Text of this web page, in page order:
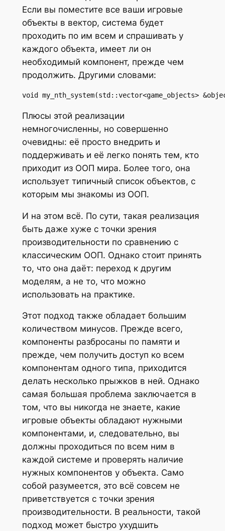
Если вы поместите все ваши игровые
объекты в вектор, система будет
проходить по им всем и спрашивать у
каждого объекта, имеет ли он
необходимый компонент, прежде чем
продолжить. Другими словами:
void
Плюсы этой реализации
немногочисленны, но совершенно
очевидны: её просто внедрить и
поддерживать и её легко понять тем, кто
приходит из ООП мира. Более того, она
использует типичный список объектов, с
которым мы знакомы из ООП.
И на этом всё. По сути, такая реализация
быть даже хуже с точки зрения
производительности по сравнению с
классическим ООП. Однако стоит принять
то, что она даёт: переход к другим
моделям, а не то, что можно
использовать на практике.
Этот подход также обладает большим
количеством минусов. Прежде всего,
компоненты разбросаны по памяти и
прежде, чем получить доступ ко всем
компонентам одного типа, приходится
делать несколько прыжков в ней. Однако
самая большая проблема заключается в
том, что вы никогда не знаете, какие
игровые объекты обладают нужными
компонентами, и, следовательно, вы
должны проходиться по всем ним в
каждой системе и проверять наличие
нужных компонентов у объекта. Само
собой разумеется, это всё совсем не
приветствуется с точки зрения
производительности. В реальности, такой
подход может быстро ухудшить